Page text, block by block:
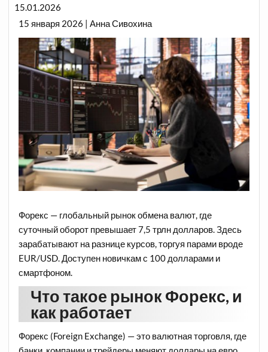
15.01.2026
15 января 2026 | Анна Сивохина
Форекс — глобальный рынок обмена валют, где
суточный оборот превышает 7,5 трлн долларов. Здесь
зарабатывают на разнице курсов, торгуя парами вроде
EUR/USD. Доступен новичкам с 100 долларами и
смартфоном.
Что такое рынок Форекс, и
как работает
Форекс (Foreign Exchange) — это валютная торговля, где